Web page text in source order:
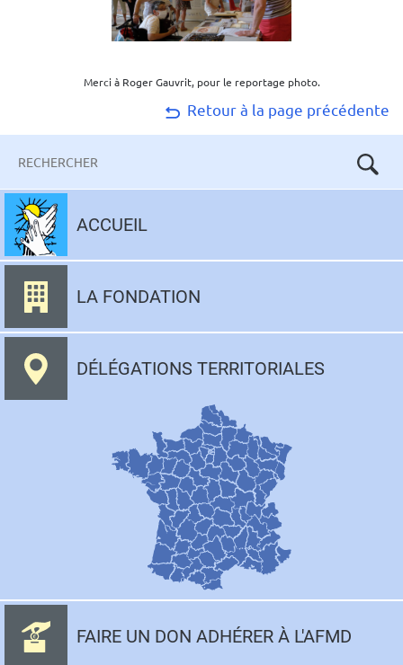
Merci à Roger Gauvrit, pour le reportage photo.
Retour à la page précédente
clés
Aller
contenu
ACCUEIL
LA FONDATION
DÉLÉGATIONS TERRITORIALES
FAIRE UN DON ADHÉRER À L'AFMD